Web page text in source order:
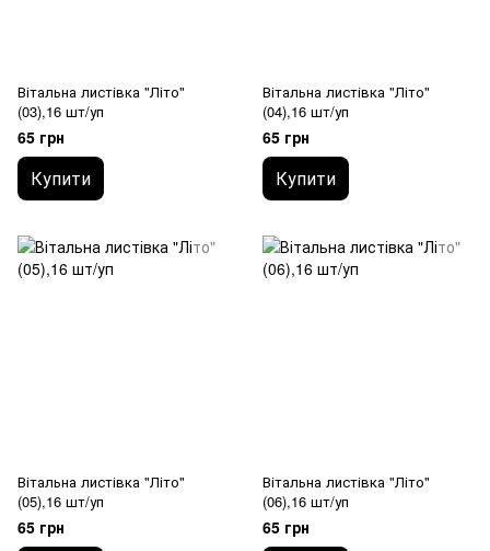
Вітальна листівка "Літо"
(03),16 шт/уп
65 грн
Купити
Вітальна листівка "Літо"
(04),16 шт/уп
65 грн
Купити
Вітальна листівка "Літо"
(05),16 шт/уп
65 грн
Вітальна листівка "Літо"
(06),16 шт/уп
65 грн